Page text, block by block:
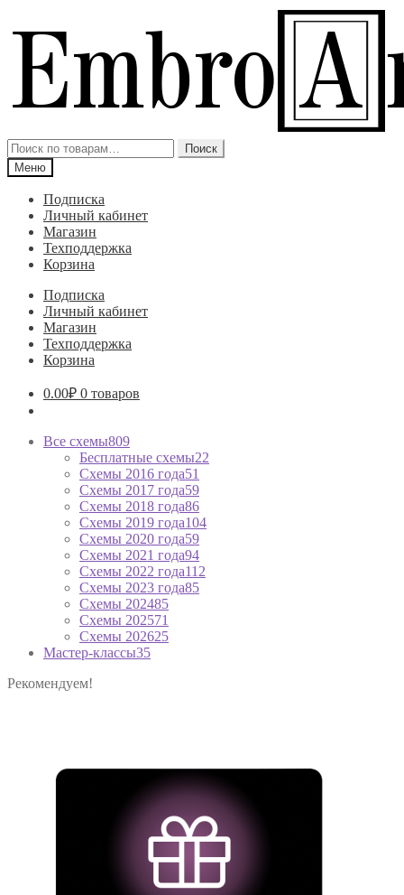
к
навигации
к
содержимому
Искать:
Поиск
Меню
Подписка
Личный кабинет
Магазин
Техподдержка
Корзина
Подписка
Личный кабинет
Магазин
Техподдержка
Корзина
0.00₽ 0 товаров
Все схемы809
Бесплатные схемы22
Схемы 2016 года51
Схемы 2017 года59
Схемы 2018 года86
Схемы 2019 года104
Схемы 2020 года59
Схемы 2021 года94
Схемы 2022 года112
Схемы 2023 года85
Схемы 202485
Схемы 202571
Схемы 202625
Мастер-классы35
Рекомендуем!